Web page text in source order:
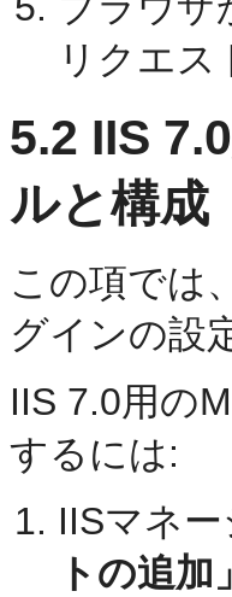
リクエ
5.2 IIS
ルと構成
この項では
グインの設
IIS 7.0用の
するには:
IISマネ
トの追加」